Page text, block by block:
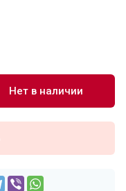
Нет в наличии